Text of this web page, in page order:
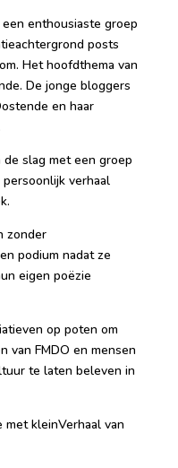
enthousiaste groep
posts
Het hoofdthema van
De jonge bloggers
en haar
slag met een groep
verhaal
zonder
podium nadat ze
eigen poëzie
op poten om
van FMDO en mensen
te laten beleven in
met kleinVerhaal van